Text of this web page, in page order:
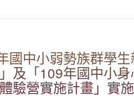
國中小弱勢族群學生
及「109年國中小
驗營實施計畫」實